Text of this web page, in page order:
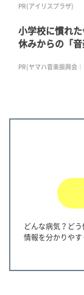
PR(アイリスプラザ)
小学校に慣れ
休みからの「
PR(ヤマハ音楽振興会
どんな病気？ど
情報を分かりやす